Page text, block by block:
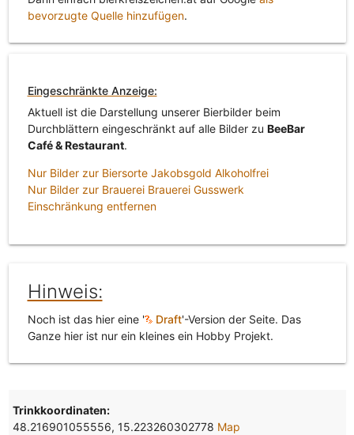
bevorzugte Quelle hinzufügen.
Eingeschränkte Anzeige:
Aktuell ist die Darstellung unserer Bierbilder beim
Durchblättern eingeschränkt auf alle Bilder zu BeeBar
Café & Restaurant.
Nur Bilder zur Biersorte Jakobsgold Alkoholfrei
Nur Bilder zur Brauerei Brauerei Gusswerk
Einschränkung entfernen
Hinweis:
Noch ist das hier eine ' Draft'-Version der Seite. Das
Ganze hier ist nur ein kleines ein Hobby Projekt.
Trinkkoordinaten:
48.216901055556, 15.223260302778 Map